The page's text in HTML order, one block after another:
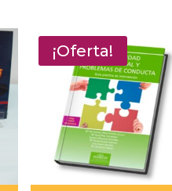
tiene
múltiples
variantes.
Las
opciones
se
pueden
¡Oferta!